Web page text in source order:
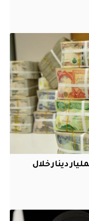
دينار خلال